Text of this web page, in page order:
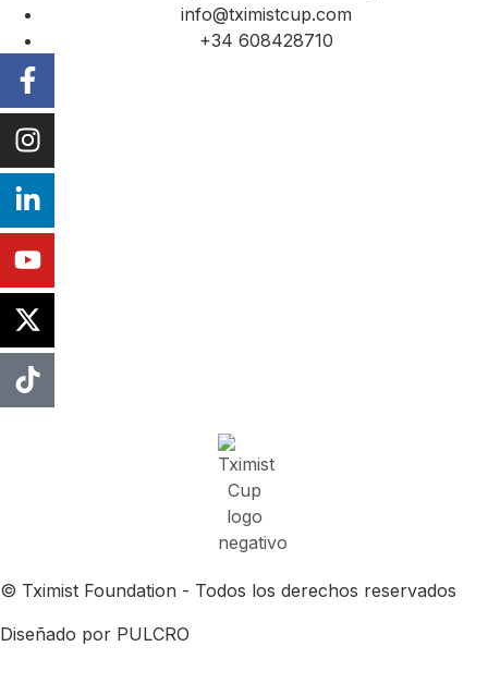
info@tximistcup.com
+34 608428710
© Tximist Foundation - Todos los derechos reservados
Diseñado por PULCRO